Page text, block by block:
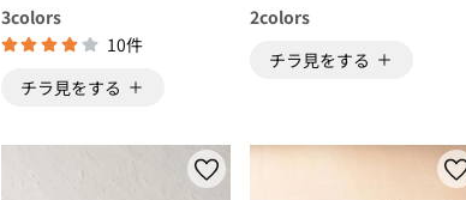
3colors
10件
チラ見をする
2colors
チラ見をする